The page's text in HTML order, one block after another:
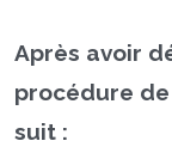
Après avoir
procédure
suit :